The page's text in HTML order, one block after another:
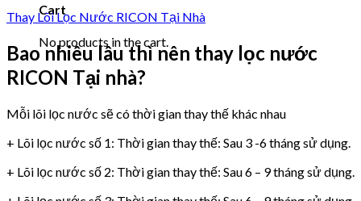
Cart
No products in the cart.
Thay Lõi Lọc Nước RICON Tại Nhà
Bao nhiêu lâu thì nên thay lọc nước
RICON Tại nhà?
Mỗi lõi lọc nước sẽ có thời gian thay thế khác nhau
+ Lõi lọc nước số 1: Thời gian thay thế: Sau 3 -6 tháng sử dụng.
+ Lõi lọc nước số 2: Thời gian thay thế: Sau 6 – 9 tháng sử dụng.